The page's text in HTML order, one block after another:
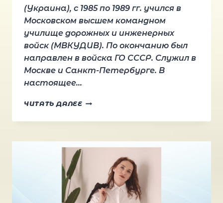
(Украина), с 1985 по 1989 гг. учился в
Московском высшем командном
училище дорожных и инженерных
войск (МВКУДИВ). По окончанию был
направлен в войска ГО СССР. Служил в
Москве и Санкт-Петербурге. В
настоящее…
ЧИТАТЬ ДАЛЕЕЧЕБАН